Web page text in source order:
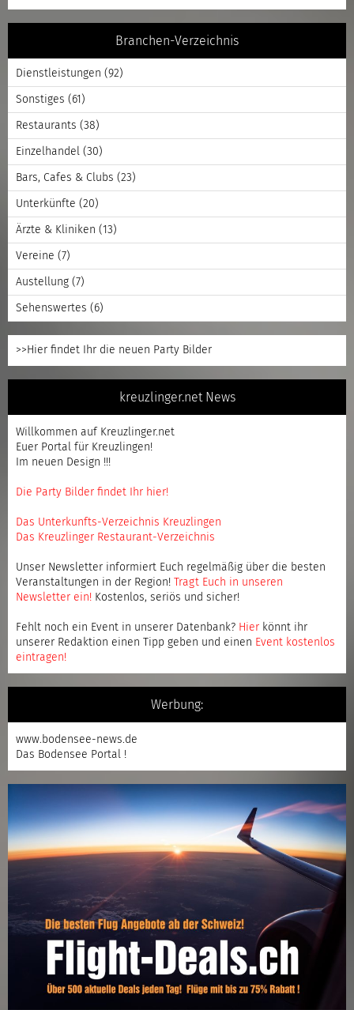
Branchen-Verzeichnis
Dienstleistungen (92)
Sonstiges (61)
Restaurants (38)
Einzelhandel (30)
Bars, Cafes & Clubs (23)
Unterkünfte (20)
Ärzte & Kliniken (13)
Vereine (7)
Austellung (7)
Sehenswertes (6)
>>Hier findet Ihr die neuen Party Bilder
kreuzlinger.net News
Willkommen auf Kreuzlinger.net
Euer Portal für Kreuzlingen!
Im neuen Design !!!
Die Party Bilder findet Ihr hier!
Das Unterkunfts-Verzeichnis Kreuzlingen
Das Kreuzlinger Restaurant-Verzeichnis
Unser Newsletter informiert Euch regelmäßig über die besten
Veranstaltungen in der Region!
Tragt Euch in unseren
Newsletter ein! Kostenlos, seriös und sicher!
Fehlt noch ein Event in unserer Datenbank? Hier könnt ihr
unserer Redaktion einen Tipp geben und einen Event kostenlos
eintragen!
Werbung:
www.bodensee-news.de
Das Bodensee Portal !